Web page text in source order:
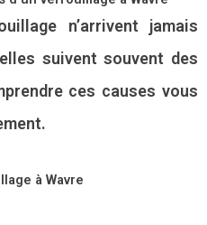
n’arrivent jamais
suivent souvent des
ces causes vous
à Wavre